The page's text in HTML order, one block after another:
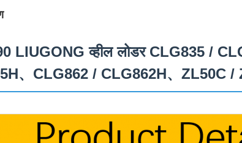
LIUGONG व्हील लोडर CLG835 /
、CLG862 / CLG862H、ZL50C /